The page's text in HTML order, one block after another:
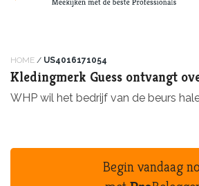
Hoe werkt het?
Onze Pro’s
HOME / US4016171054
Kledingmerk Guess ontvangt
WHP wil het bedrijf van de beurs
Begin vandaag